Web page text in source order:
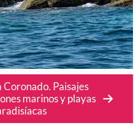
Coronado. Paisajes
marinos y playas